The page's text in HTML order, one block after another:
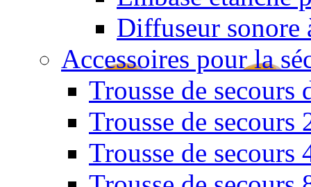
Diffuseur sonore
Accessoires pour la
Trousse de secours
Trousse de secours
Trousse de secours